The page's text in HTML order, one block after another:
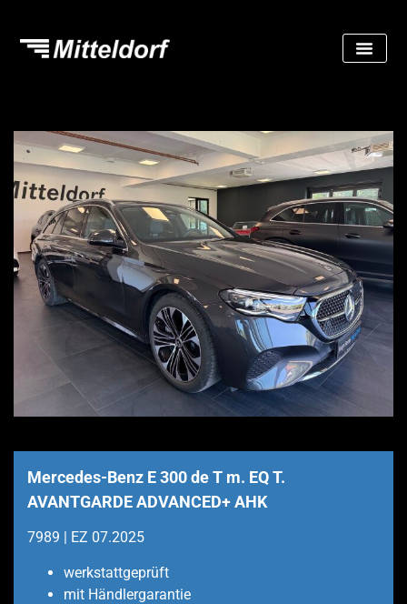
Mercedes-Benz E 300 de T m. EQ T.
AVANTGARDE ADVANCED+ AHK
7989 | EZ 07.2025
werkstattgeprüft
mit Händlergarantie